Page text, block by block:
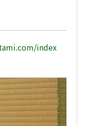
index